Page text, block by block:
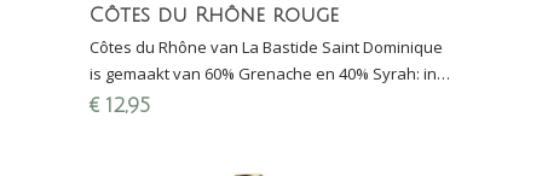
Côtes du Rhône rouge
Côtes du Rhône van La Bastide Saint Dominique
is gemaakt van 60% Grenache en 40% Syrah: in
2016 beste rode huiswijn van Den Haag
€ 12,95